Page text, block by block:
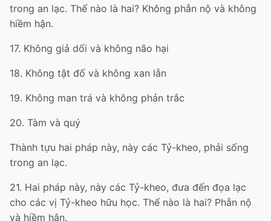
trong an lạc. Thế nào là hai? Không phẫn nộ và không
hiềm hận.
17. Không giả dối và không não hại
18. Không tật đố và không xan lẫn
19. Không man trá và không phản trắc
20. Tàm và quý
Thành tựu hai pháp này, này các Tỷ-kheo, phải sống
trong an lạc.
21. Hai pháp này, này các Tỷ-kheo, đưa đến đọa lạc
cho các vị Tỷ-kheo hữu học. Thế nào là hai? Phẫn nộ
và hiềm hận.